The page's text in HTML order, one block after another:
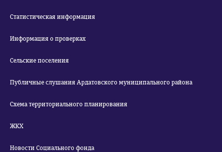
Статистическая информация
Информация о проверках
Сельские поселения
Публичные слушания Ардатовского муниципального района
Схема территориального планирования
ЖКХ
Новости Социального фонда